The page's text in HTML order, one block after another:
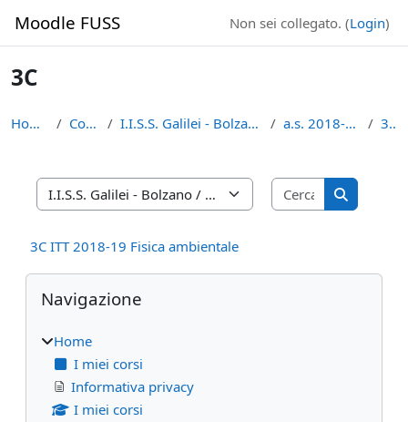
Moodle FUSS Non sei collegato. (Login)
3C
Home Corsi I.I.S.S. Galilei - Bolzano a.s. 2018-19 3C
Categorie di corso
Cerca corsi
Cerca corsi
3C ITT 2018-19 Fisica ambientale
Blocchi
Salta Navigazione
Navigazione
Home
I miei corsi
Informativa privacy
I miei corsi